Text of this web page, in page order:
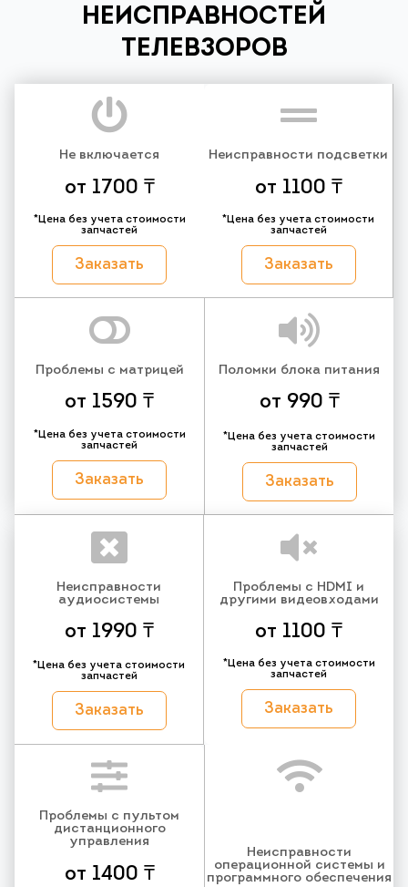
НЕИСПРАВНОСТЕЙ
ТЕЛЕВЗОРОВ
Не включается
от 1700 ₸
*Цена без учета стоимости
запчастей
Заказать
Неисправности подсветки
от 1100 ₸
*Цена без учета стоимости
запчастей
Заказать
Проблемы с матрицей
от 1590 ₸
*Цена без учета стоимости
запчастей
Заказать
Поломки блока питания
от 990 ₸
*Цена без учета стоимости
запчастей
Заказать
Неисправности
аудиосистемы
от 1990 ₸
*Цена без учета стоимости
запчастей
Заказать
Проблемы с HDMI и
другими видеовходами
от 1100 ₸
*Цена без учета стоимости
запчастей
Заказать
Проблемы с пультом
дистанционного
управления
от 1400 ₸
Неисправности
операционной системы и
программного обеспечения